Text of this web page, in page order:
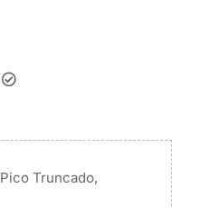
Pico Truncado,